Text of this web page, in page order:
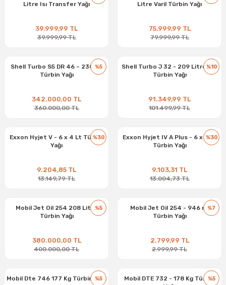
Litre Isı Transfer Yağı
39.999,99 TL
39.999,99 TL
Litre Varil Türbin Yağı
75.999,99 TL
79.999,99 TL
%5
Shell Turbo S5 DR 46 – 230 Kg
Türbin Yağı
342.000,00 TL
360.000,00 TL
%10
Shell Turbo J 32 - 209 Litre Fıçı
Türbin Yağı
91.349,99 TL
101.499,99 TL
%30
Exxon Hyjet V - 6 x 4 Lt Türbin
Yağı
9.204,85 TL
13.149,79 TL
%30
Exxon Hyjet IV A Plus - 6 x 4 Lt
Türbin Yağı
9.103,31 TL
13.004,73 TL
%5
Mobil Jet Oil 254 208 Litre
Türbin Yağı
380.000,00 TL
400.000,00 TL
%7
Mobil Jet Oil 254 - 946 ml
Türbin Yağı
2.799,99 TL
2.999,99 TL
%5
Mobil Dte 746 177 Kg Türbin Yağı %5
Mobil DTE 732 - 178 Kg Türbin